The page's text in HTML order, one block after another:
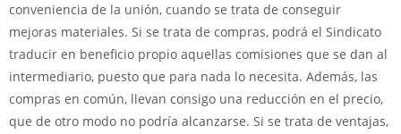
conveniencia de la unión, cuando se trata de conseguir
mejoras materiales. Si se trata de compras, podrá el Sindicato
traducir en beneficio propio aquellas comisiones que se dan al
intermediario, puesto que para nada lo necesita. Además, las
compras en común, llevan consigo una reducción en el precio,
que de otro modo no podría alcanzarse. Si se trata de ventajas,